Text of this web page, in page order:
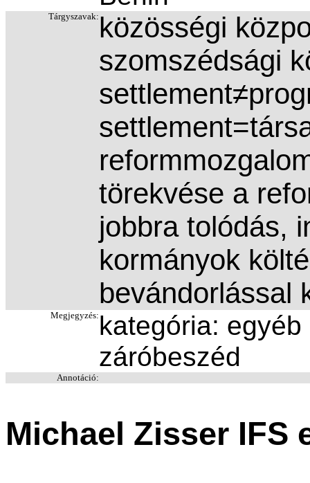
Tárgyszavak: közösségi
szomszédsági
törekvése a
jobbra tolódás,
kormányok
bevándorlással
Megjegyzés: kategória:
záróbeszéd
Annotáció:
Michael Zisser IFS